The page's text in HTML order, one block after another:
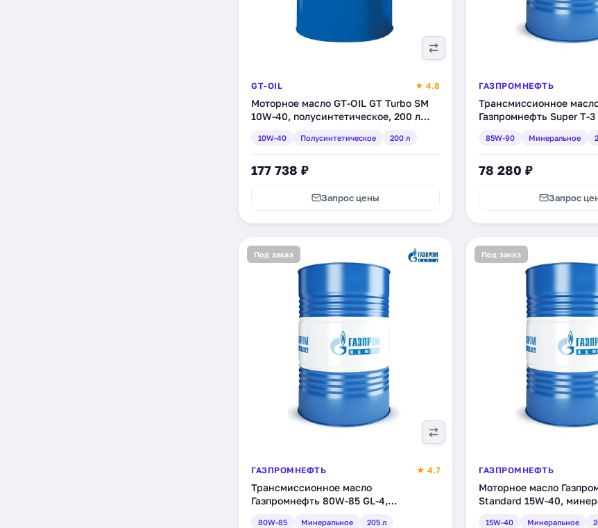
GT-OIL ★ 4.8
Моторное масло GT-OIL GT Turbo SM
10W-40, полусинтетическое, 200 л
10W-40 Полусинтетическое 200 л
177 738 ₽
Запрос цены
ГАЗПРОМНЕФТЬ
Трансмиссионное
Газпромнефть Super T-
85W-90 Минеральное
78 280 ₽
Запрос
Под заказ
ГАЗПРОМНЕФТЬ ★ 4.7
Трансмиссионное масло
Газпромнефть 80W-85 GL-4,
80W-85 Минеральное 205 л
Под заказ
ГАЗПРОМНЕФТЬ
Моторное масло
Standard 15W-40,
15W-40 Минеральное